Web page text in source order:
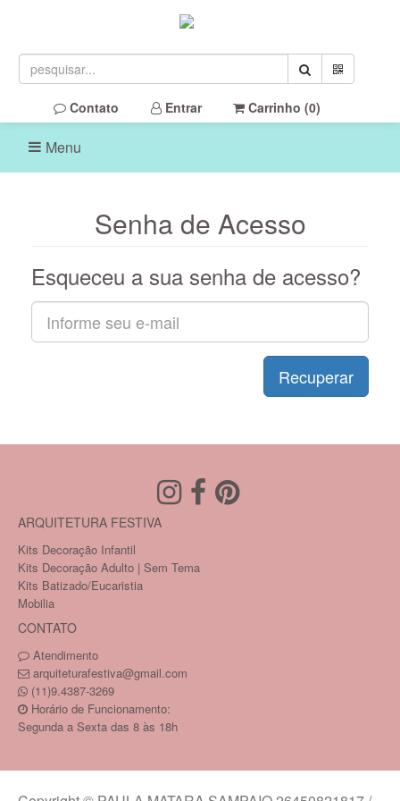
Contato Entrar Carrinho (0)
Menu
Senha de Acesso
Esqueceu a sua senha de acesso?
Recuperar
ARQUITETURA FESTIVA
Kits Decoração Infantil
Kits Decoração Adulto | Sem Tema
Kits Batizado/Eucaristia
Mobilia
CONTATO
Atendimento
arquiteturafestiva@gmail.com
(11)9.4387-3269
Horário de Funcionamento:
Segunda a Sexta das 8 às 18h